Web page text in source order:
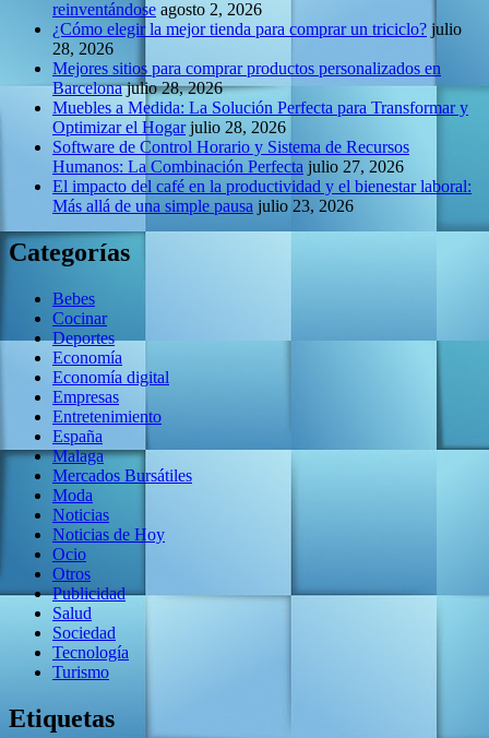
reinventándose agosto 2, 2026
¿Cómo elegir la mejor tienda para comprar un triciclo? julio
28, 2026
Mejores sitios para comprar productos personalizados en
Barcelona julio 28, 2026
Muebles a Medida: La Solución Perfecta para Transformar y
Optimizar el Hogar julio 28, 2026
Software de Control Horario y Sistema de Recursos
Humanos: La Combinación Perfecta julio 27, 2026
El impacto del café en la productividad y el bienestar laboral:
Más allá de una simple pausa julio 23, 2026
Categorías
Bebes
Cocinar
Deportes
Economía
Economía digital
Empresas
Entretenimiento
España
Malaga
Mercados Bursátiles
Moda
Noticias
Noticias de Hoy
Ocio
Otros
Publicidad
Salud
Sociedad
Tecnología
Turismo
Etiquetas